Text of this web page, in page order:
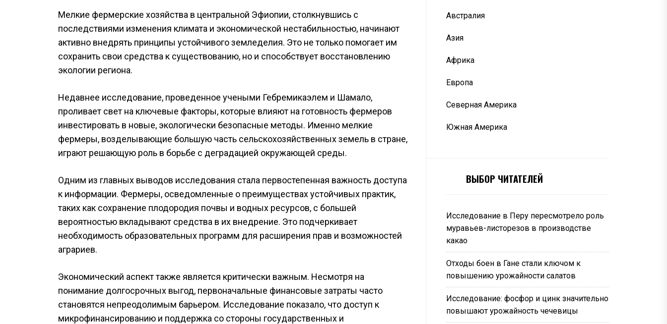
Мелкие фермерские хозяйства в центральной Эфиопии, столкнувшись с
последствиями изменения климата и экономической нестабильностью, начинают
активно внедрять принципы устойчивого земледелия. Это не только помогает им
сохранить свои средства к существованию, но и способствует восстановлению
экологии региона.
Недавнее исследование, проведенное учеными Гебремикаэлем и Шамало,
проливает свет на ключевые факторы, которые влияют на готовность фермеров
инвестировать в новые, экологически безопасные методы. Именно мелкие
фермеры, возделывающие большую часть сельскохозяйственных земель в стране,
играют решающую роль в борьбе с деградацией окружающей среды.
Одним из главных выводов исследования стала первостепенная важность доступа
к информации. Фермеры, осведомленные о преимуществах устойчивых практик,
таких как сохранение плодородия почвы и водных ресурсов, с большей
вероятностью вкладывают средства в их внедрение. Это подчеркивает
необходимость образовательных программ для расширения прав и возможностей
аграриев.
Экономический аспект также является критически важным. Несмотря на
понимание долгосрочных выгод, первоначальные финансовые затраты часто
становятся непреодолимым барьером. Исследование показало, что доступ к
микрофинансированию и поддержка со стороны государственных и
Австралия
Азия
Африка
Европа
Северная Америка
Южная Америка
ВЫБОР ЧИТАТЕЛЕЙ
Исследование в Перу пересмотрело роль
муравьев-листорезов в производстве
какао
Отходы боен в Гане стали ключом к
повышению урожайности салатов
Исследование: фосфор и цинк значительно
повышают урожайность чечевицы